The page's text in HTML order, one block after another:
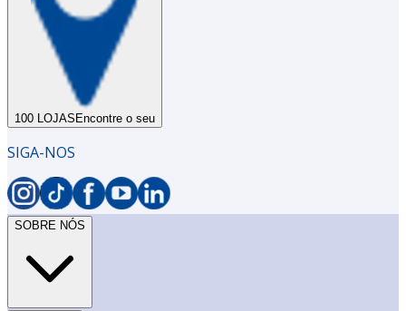
100 LOJAS Encontre o seu
SIGA-NOS
SOBRE NÓS